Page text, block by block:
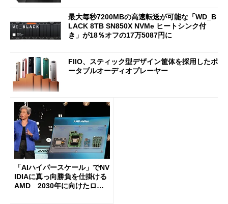
最大毎秒7200MBの高速転送が可能な「WD_B
LACK 8TB SN850X NVMe ヒートシンク付
き」が18％オフの17万5087円に
FIIO、スティック型デザイン筐体を採用したポ
ータブルオーディオプレーヤー
「AIハイパースケール」でNV
IDIAに真っ向勝負を仕掛ける
AMD 2030年に向けたロー